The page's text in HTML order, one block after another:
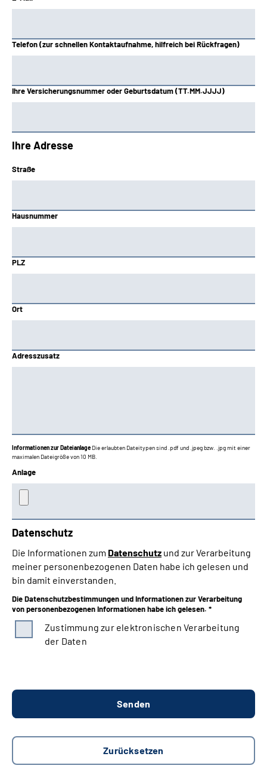
Telefon (zur schnellen Kontaktaufnahme, hilfreich bei Rückfragen)
Ihre Versicherungsnummer oder Geburtsdatum (TT.MM.JJJJ)
Ihre Adresse
Straße
Hausnummer
PLZ
Ort
Adresszusatz
Informationen zur Dateianlage Die erlaubten Dateitypen sind .pdf und .jpeg bzw. .jpg mit einer
maximalen Dateigröße von 10 MB.
Anlage
Datenschutz
Die Informationen zum Datenschutz und zur Verarbeitung
meiner personenbezogenen Daten habe ich gelesen und
bin damit einverstanden.
Die Datenschutzbestimmungen und Informationen zur Verarbeitung
von personenbezogenen Informationen habe ich gelesen. *
Zustimmung zur elektronischen Verarbeitung
der Daten